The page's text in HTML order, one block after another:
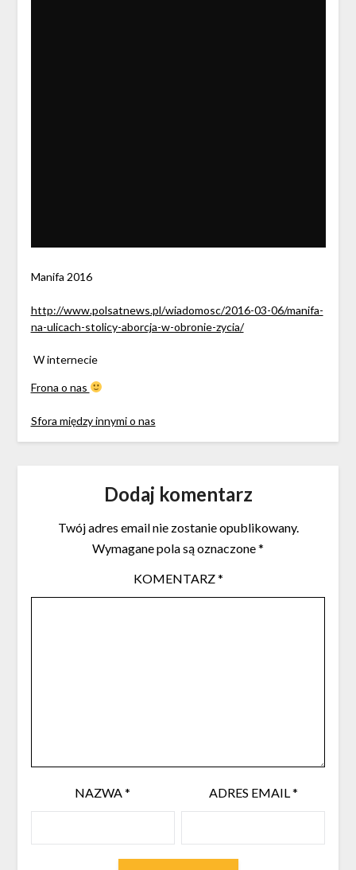
Manifa 2016
http://www.polsatnews.pl/wiadomosc/2016-03-06/manifa-
na-ulicach-stolicy-aborcja-w-obronie-zycia/
W internecie
Frona o nas
Sfora między innymi o nas
Dodaj komentarz
Twój adres email nie zostanie opublikowany.
Wymagane pola są oznaczone*
KOMENTARZ*
NAZWA* ADRES EMAIL*